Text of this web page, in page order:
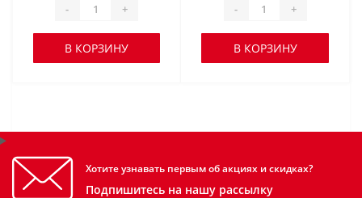
- +
В КОРЗИНУ
- +
В КОРЗИНУ
Хотите узнавать первым об акциях и скидках?
Подпишитесь на нашу рассылку